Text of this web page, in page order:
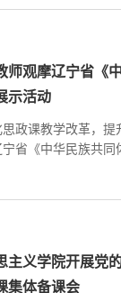
师观摩辽宁省《
示活动
思政课教学改革，
宁省《中华民族共同
主义学院开展党
集体备课会